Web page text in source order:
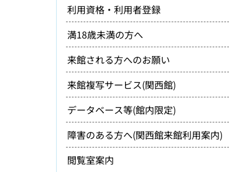
利用資格・利用者登録
満18歳未満の方へ
来館される方へのお願い
来館複写サービス(関西館)
データベース等(館内限定)
障害のある方へ(関西館来館利用案内)
閲覧室案内